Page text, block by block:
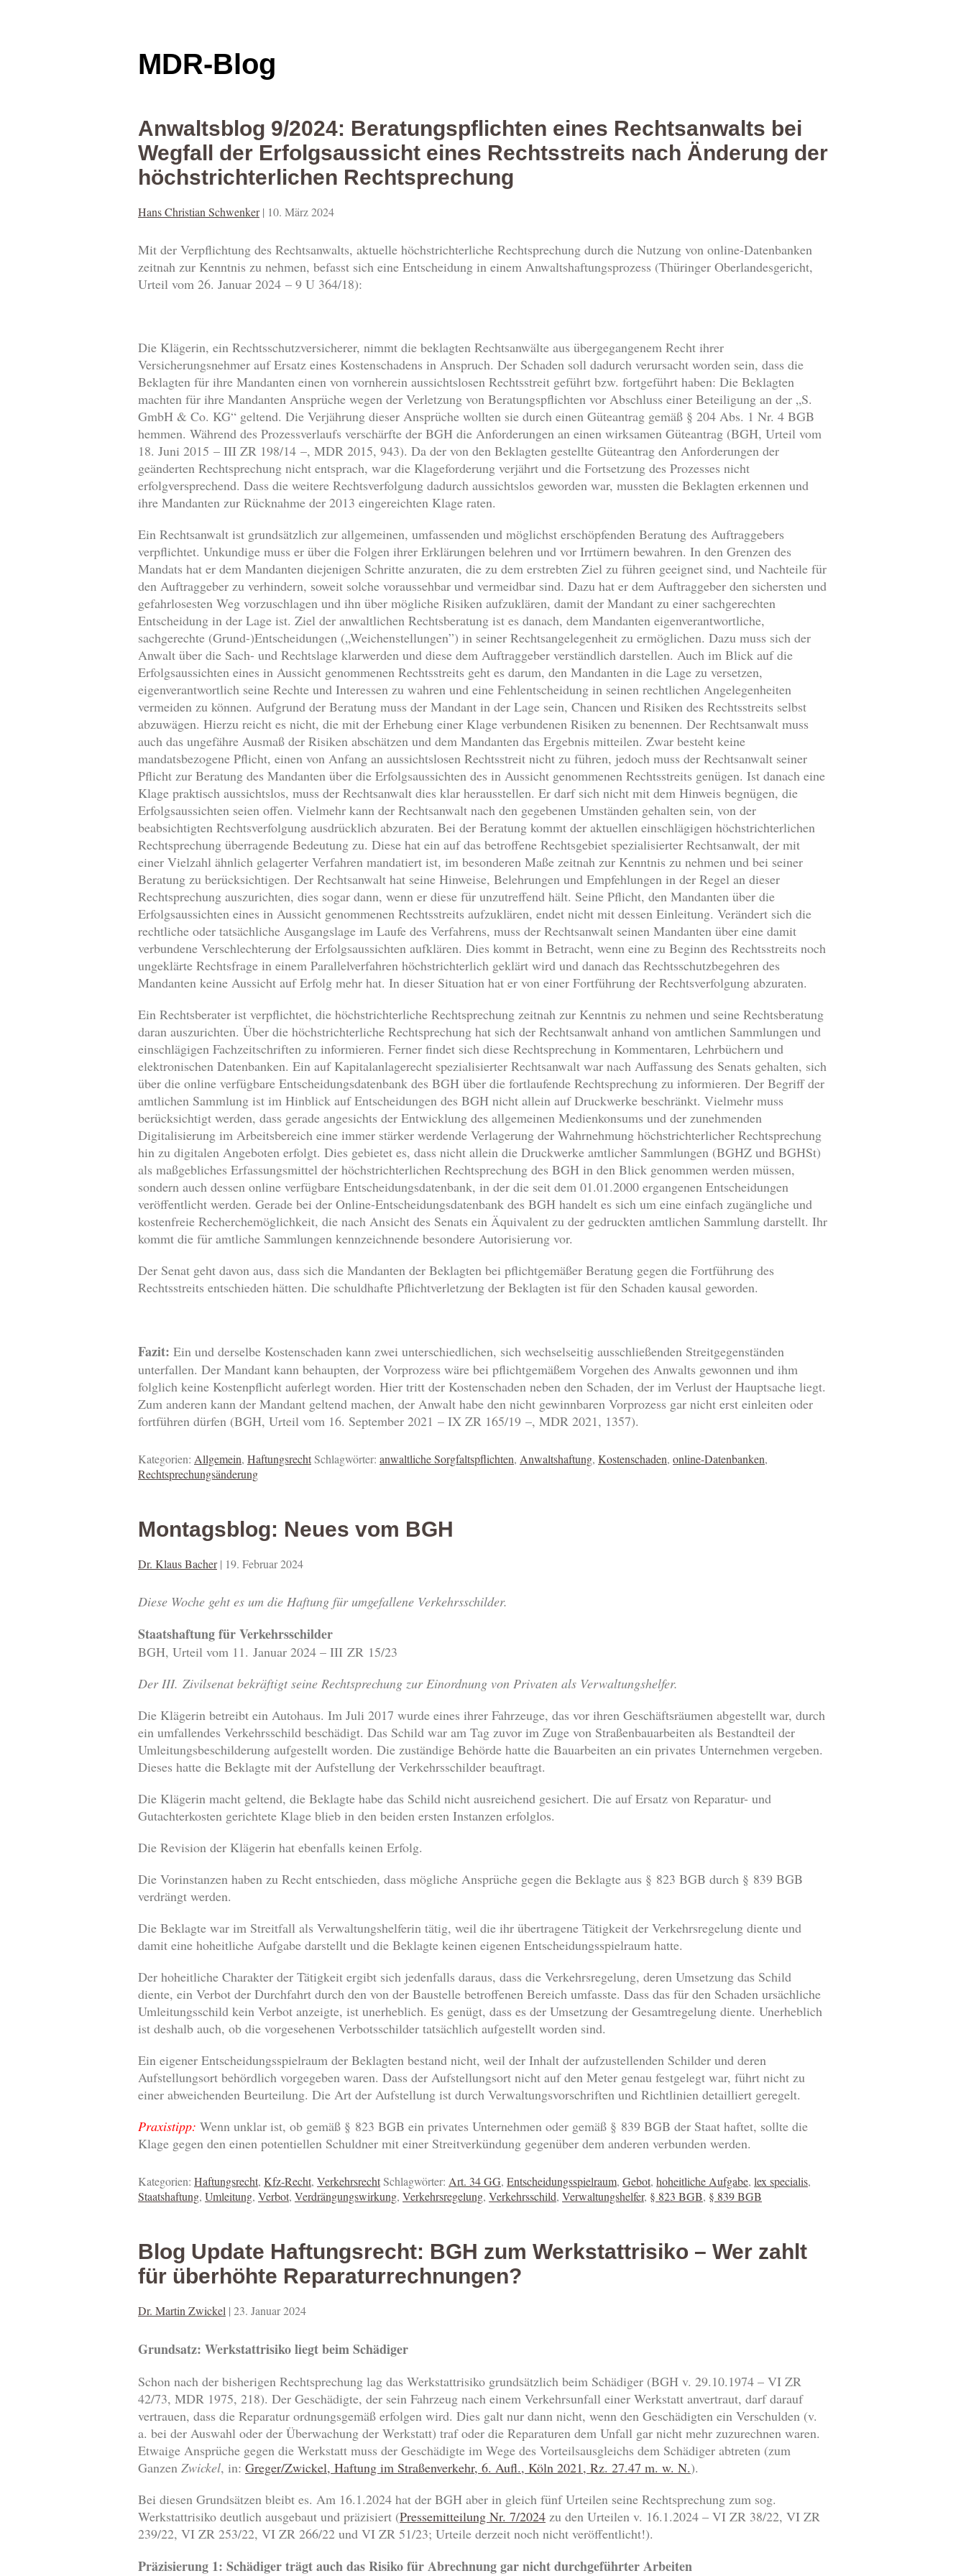
MDR-Blog
Anwaltsblog 9/2024: Beratungspflichten eines Rechtsanwalts bei
Wegfall der Erfolgsaussicht eines Rechtsstreits nach Änderung der
höchstrichterlichen Rechtsprechung
Hans Christian Schwenker | 10. März 2024
Mit der Verpflichtung des Rechtsanwalts, aktuelle höchstrichterliche Rechtsprechung durch die Nutzung von online-Datenbanken
zeitnah zur Kenntnis zu nehmen, befasst sich eine Entscheidung in einem Anwaltshaftungsprozess (Thüringer Oberlandesgericht,
Urteil vom 26. Januar 2024 – 9 U 364/18):
Die Klägerin, ein Rechtsschutzversicherer, nimmt die beklagten Rechtsanwälte aus übergegangenem Recht ihrer
Versicherungsnehmer auf Ersatz eines Kostenschadens in Anspruch. Der Schaden soll dadurch verursacht worden sein, dass die
Beklagten für ihre Mandanten einen von vornherein aussichtslosen Rechtsstreit geführt bzw. fortgeführt haben: Die Beklagten
machten für ihre Mandanten Ansprüche wegen der Verletzung von Beratungspflichten vor Abschluss einer Beteiligung an der „S.
GmbH & Co. KG“ geltend. Die Verjährung dieser Ansprüche wollten sie durch einen Güteantrag gemäß § 204 Abs. 1 Nr. 4 BGB
hemmen. Während des Prozessverlaufs verschärfte der BGH die Anforderungen an einen wirksamen Güteantrag (BGH, Urteil vom
18. Juni 2015 – III ZR 198/14 –, MDR 2015, 943). Da der von den Beklagten gestellte Güteantrag den Anforderungen der
geänderten Rechtsprechung nicht entsprach, war die Klageforderung verjährt und die Fortsetzung des Prozesses nicht
erfolgversprechend. Dass die weitere Rechtsverfolgung dadurch aussichtslos geworden war, mussten die Beklagten erkennen und
ihre Mandanten zur Rücknahme der 2013 eingereichten Klage raten.
Ein Rechtsanwalt ist grundsätzlich zur allgemeinen, umfassenden und möglichst erschöpfenden Beratung des Auftraggebers
verpflichtet. Unkundige muss er über die Folgen ihrer Erklärungen belehren und vor Irrtümern bewahren. In den Grenzen des
Mandats hat er dem Mandanten diejenigen Schritte anzuraten, die zu dem erstrebten Ziel zu führen geeignet sind, und Nachteile für
den Auftraggeber zu verhindern, soweit solche voraussehbar und vermeidbar sind. Dazu hat er dem Auftraggeber den sichersten und
gefahrlosesten Weg vorzuschlagen und ihn über mögliche Risiken aufzuklären, damit der Mandant zu einer sachgerechten
Entscheidung in der Lage ist. Ziel der anwaltlichen Rechtsberatung ist es danach, dem Mandanten eigenverantwortliche,
sachgerechte (Grund-)Entscheidungen („Weichenstellungen”) in seiner Rechtsangelegenheit zu ermöglichen. Dazu muss sich der
Anwalt über die Sach- und Rechtslage klarwerden und diese dem Auftraggeber verständlich darstellen. Auch im Blick auf die
Erfolgsaussichten eines in Aussicht genommenen Rechtsstreits geht es darum, den Mandanten in die Lage zu versetzen,
eigenverantwortlich seine Rechte und Interessen zu wahren und eine Fehlentscheidung in seinen rechtlichen Angelegenheiten
vermeiden zu können. Aufgrund der Beratung muss der Mandant in der Lage sein, Chancen und Risiken des Rechtsstreits selbst
abzuwägen. Hierzu reicht es nicht, die mit der Erhebung einer Klage verbundenen Risiken zu benennen. Der Rechtsanwalt muss
auch das ungefähre Ausmaß der Risiken abschätzen und dem Mandanten das Ergebnis mitteilen. Zwar besteht keine
mandatsbezogene Pflicht, einen von Anfang an aussichtslosen Rechtsstreit nicht zu führen, jedoch muss der Rechtsanwalt seiner
Pflicht zur Beratung des Mandanten über die Erfolgsaussichten des in Aussicht genommenen Rechtsstreits genügen. Ist danach eine
Klage praktisch aussichtslos, muss der Rechtsanwalt dies klar herausstellen. Er darf sich nicht mit dem Hinweis begnügen, die
Erfolgsaussichten seien offen. Vielmehr kann der Rechtsanwalt nach den gegebenen Umständen gehalten sein, von der
beabsichtigten Rechtsverfolgung ausdrücklich abzuraten. Bei der Beratung kommt der aktuellen einschlägigen höchstrichterlichen
Rechtsprechung überragende Bedeutung zu. Diese hat ein auf das betroffene Rechtsgebiet spezialisierter Rechtsanwalt, der mit
einer Vielzahl ähnlich gelagerter Verfahren mandatiert ist, im besonderen Maße zeitnah zur Kenntnis zu nehmen und bei seiner
Beratung zu berücksichtigen. Der Rechtsanwalt hat seine Hinweise, Belehrungen und Empfehlungen in der Regel an dieser
Rechtsprechung auszurichten, dies sogar dann, wenn er diese für unzutreffend hält. Seine Pflicht, den Mandanten über die
Erfolgsaussichten eines in Aussicht genommenen Rechtsstreits aufzuklären, endet nicht mit dessen Einleitung. Verändert sich die
rechtliche oder tatsächliche Ausgangslage im Laufe des Verfahrens, muss der Rechtsanwalt seinen Mandanten über eine damit
verbundene Verschlechterung der Erfolgsaussichten aufklären. Dies kommt in Betracht, wenn eine zu Beginn des Rechtsstreits noch
ungeklärte Rechtsfrage in einem Parallelverfahren höchstrichterlich geklärt wird und danach das Rechtsschutzbegehren des
Mandanten keine Aussicht auf Erfolg mehr hat. In dieser Situation hat er von einer Fortführung der Rechtsverfolgung abzuraten.
Ein Rechtsberater ist verpflichtet, die höchstrichterliche Rechtsprechung zeitnah zur Kenntnis zu nehmen und seine Rechtsberatung
daran auszurichten. Über die höchstrichterliche Rechtsprechung hat sich der Rechtsanwalt anhand von amtlichen Sammlungen und
einschlägigen Fachzeitschriften zu informieren. Ferner findet sich diese Rechtsprechung in Kommentaren, Lehrbüchern und
elektronischen Datenbanken. Ein auf Kapitalanlagerecht spezialisierter Rechtsanwalt war nach Auffassung des Senats gehalten, sich
über die online verfügbare Entscheidungsdatenbank des BGH über die fortlaufende Rechtsprechung zu informieren. Der Begriff der
amtlichen Sammlung ist im Hinblick auf Entscheidungen des BGH nicht allein auf Druckwerke beschränkt. Vielmehr muss
berücksichtigt werden, dass gerade angesichts der Entwicklung des allgemeinen Medienkonsums und der zunehmenden
Digitalisierung im Arbeitsbereich eine immer stärker werdende Verlagerung der Wahrnehmung höchstrichterlicher Rechtsprechung
hin zu digitalen Angeboten erfolgt. Dies gebietet es, dass nicht allein die Druckwerke amtlicher Sammlungen (BGHZ und BGHSt)
als maßgebliches Erfassungsmittel der höchstrichterlichen Rechtsprechung des BGH in den Blick genommen werden müssen,
sondern auch dessen online verfügbare Entscheidungsdatenbank, in der die seit dem 01.01.2000 ergangenen Entscheidungen
veröffentlicht werden. Gerade bei der Online-Entscheidungsdatenbank des BGH handelt es sich um eine einfach zugängliche und
kostenfreie Recherchemöglichkeit, die nach Ansicht des Senats ein Äquivalent zu der gedruckten amtlichen Sammlung darstellt. Ihr
kommt die für amtliche Sammlungen kennzeichnende besondere Autorisierung vor.
Der Senat geht davon aus, dass sich die Mandanten der Beklagten bei pflichtgemäßer Beratung gegen die Fortführung des
Rechtsstreits entschieden hätten. Die schuldhafte Pflichtverletzung der Beklagten ist für den Schaden kausal geworden.
Fazit: Ein und derselbe Kostenschaden kann zwei unterschiedlichen, sich wechselseitig ausschließenden Streitgegenständen
unterfallen. Der Mandant kann behaupten, der Vorprozess wäre bei pflichtgemäßem Vorgehen des Anwalts gewonnen und ihm
folglich keine Kostenpflicht auferlegt worden. Hier tritt der Kostenschaden neben den Schaden, der im Verlust der Hauptsache liegt.
Zum anderen kann der Mandant geltend machen, der Anwalt habe den nicht gewinnbaren Vorprozess gar nicht erst einleiten oder
fortführen dürfen (BGH, Urteil vom 16. September 2021 – IX ZR 165/19 –, MDR 2021, 1357).
Kategorien: Allgemein, HaftungsrechtSchlagwörter: anwaltliche Sorgfaltspflichten, Anwaltshaftung, Kostenschaden, online-Datenbanken,
Rechtsprechungsänderung
Montagsblog: Neues vom BGH
Dr. Klaus Bacher | 19. Februar 2024
Diese Woche geht es um die Haftung für umgefallene Verkehrsschilder.
Staatshaftung für Verkehrsschilder
BGH, Urteil vom 11. Januar 2024 – III ZR 15/23
Der III. Zivilsenat bekräftigt seine Rechtsprechung zur Einordnung von Privaten als Verwaltungshelfer.
Die Klägerin betreibt ein Autohaus. Im Juli 2017 wurde eines ihrer Fahrzeuge, das vor ihren Geschäftsräumen abgestellt war, durch
ein umfallendes Verkehrsschild beschädigt. Das Schild war am Tag zuvor im Zuge von Straßenbauarbeiten als Bestandteil der
Umleitungsbeschilderung aufgestellt worden. Die zuständige Behörde hatte die Bauarbeiten an ein privates Unternehmen vergeben.
Dieses hatte die Beklagte mit der Aufstellung der Verkehrsschilder beauftragt.
Die Klägerin macht geltend, die Beklagte habe das Schild nicht ausreichend gesichert. Die auf Ersatz von Reparatur- und
Gutachterkosten gerichtete Klage blieb in den beiden ersten Instanzen erfolglos.
Die Revision der Klägerin hat ebenfalls keinen Erfolg.
Die Vorinstanzen haben zu Recht entschieden, dass mögliche Ansprüche gegen die Beklagte aus § 823 BGB durch § 839 BGB
verdrängt werden.
Die Beklagte war im Streitfall als Verwaltungshelferin tätig, weil die ihr übertragene Tätigkeit der Verkehrsregelung diente und
damit eine hoheitliche Aufgabe darstellt und die Beklagte keinen eigenen Entscheidungsspielraum hatte.
Der hoheitliche Charakter der Tätigkeit ergibt sich jedenfalls daraus, dass die Verkehrsregelung, deren Umsetzung das Schild
diente, ein Verbot der Durchfahrt durch den von der Baustelle betroffenen Bereich umfasste. Dass das für den Schaden ursächliche
Umleitungsschild kein Verbot anzeigte, ist unerheblich. Es genügt, dass es der Umsetzung der Gesamtregelung diente. Unerheblich
ist deshalb auch, ob die vorgesehenen Verbotsschilder tatsächlich aufgestellt worden sind.
Ein eigener Entscheidungsspielraum der Beklagten bestand nicht, weil der Inhalt der aufzustellenden Schilder und deren
Aufstellungsort behördlich vorgegeben waren. Dass der Aufstellungsort nicht auf den Meter genau festgelegt war, führt nicht zu
einer abweichenden Beurteilung. Die Art der Aufstellung ist durch Verwaltungsvorschriften und Richtlinien detailliert geregelt.
Praxistipp: Wenn unklar ist, ob gemäß § 823 BGB ein privates Unternehmen oder gemäß § 839 BGB der Staat haftet, sollte die
Klage gegen den einen potentiellen Schuldner mit einer Streitverkündung gegenüber dem anderen verbunden werden.
Kategorien: Haftungsrecht, Kfz-Recht, VerkehrsrechtSchlagwörter: Art. 34 GG, Entscheidungsspielraum, Gebot, hoheitliche Aufgabe, lex specialis,
Staatshaftung, Umleitung, Verbot, Verdrängungswirkung, Verkehrsregelung, Verkehrsschild, Verwaltungshelfer, § 823 BGB, § 839 BGB
Blog Update Haftungsrecht: BGH zum Werkstattrisiko – Wer zahlt
für überhöhte Reparaturrechnungen?
Dr. Martin Zwickel | 23. Januar 2024
Grundsatz: Werkstattrisiko liegt beim Schädiger
Schon nach der bisherigen Rechtsprechung lag das Werkstattrisiko grundsätzlich beim Schädiger (BGH v. 29.10.1974 – VI ZR
42/73, MDR 1975, 218). Der Geschädigte, der sein Fahrzeug nach einem Verkehrsunfall einer Werkstatt anvertraut, darf darauf
vertrauen, dass die Reparatur ordnungsgemäß erfolgen wird. Dies galt nur dann nicht, wenn den Geschädigten ein Verschulden (v.
a. bei der Auswahl oder der Überwachung der Werkstatt) traf oder die Reparaturen dem Unfall gar nicht mehr zuzurechnen waren.
Etwaige Ansprüche gegen die Werkstatt muss der Geschädigte im Wege des Vorteilsausgleichs dem Schädiger abtreten (zum
Ganzen Zwickel, in: Greger/Zwickel, Haftung im Straßenverkehr, 6. Aufl., Köln 2021, Rz. 27.47 m. w. N.).
Bei diesen Grundsätzen bleibt es. Am 16.1.2024 hat der BGH aber in gleich fünf Urteilen seine Rechtsprechung zum sog.
Werkstattrisiko deutlich ausgebaut und präzisiert (Pressemitteilung Nr. 7/2024 zu den Urteilen v. 16.1.2024 – VI ZR 38/22, VI ZR
239/22, VI ZR 253/22, VI ZR 266/22 und VI ZR 51/23; Urteile derzeit noch nicht veröffentlicht!).
Präzisierung 1: Schädiger trägt auch das Risiko für Abrechnung gar nicht durchgeführter Arbeiten